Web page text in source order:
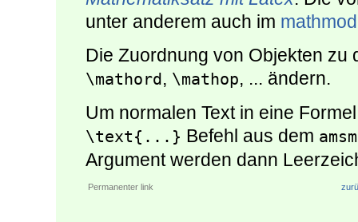
unter anderem auch im
Die Zuordnung von Objekten zu
\mathord, \mathop, ... ändern.
Um normalen Text in eine
\text{...} Befehl aus dem
Argument werden dann
Permanenter link